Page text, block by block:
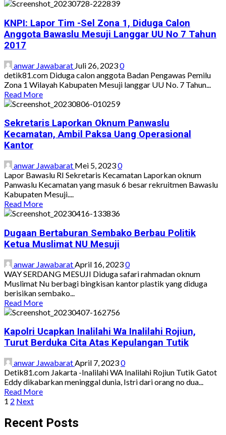
Semua
more
Ketua
DPD
FWJI
Proses
Dugaan
Korupsi
Kabupaten
Way
Kanan
KNPI: Lapor Tim -Sel Zona 1, Diduga Calon
Anggota Bawaslu Mesuji Langgar UU No 7 Tahun
2017
anwar Jawabarat Juli 26, 20230
detik81.com Diduga calon anggota Badan Pengawas Pemilu
Zona 1 Wilayah Kabupaten Mesuji langgar UU No. 7 Tahun...
Read MoreRead
more
KNPI:
Lapor
Tim
Zona
1,
Diduga
Calon
Anggota
Bawaslu
Mesuji
Langgar
UU
7
Tahun
2017
Sekretaris Laporkan Oknum Panwaslu
Kecamatan, Ambil Paksa Uang Operasional
Kantor
anwar Jawabarat Mei 5, 20230
Lapor Bawaslu RI Sekretaris Kecamatan Laporkan oknum
Panwaslu Kecamatan yang masuk 6 besar rekruitmen Bawaslu
Kabupaten Mesuji....
Read MoreRead
more
Sekretaris
Laporkan
Oknum
Panwaslu
Kecamatan,
Ambil
Paksa
Uang
Operasional
Kantor
Dugaan Bertaburan Sembako Berbau Politik
Ketua Muslimat NU Mesuji
anwar Jawabarat April 16, 20230
WAY SERDANG MESUJI Diduga safari rahmadan oknum
Muslimat Nu berbagi bingkisan kantor plastik yang diduga
berisikan sembako...
Read MoreRead
more
Dugaan
Bertaburan
Sembako
Berbau
Politik
Ketua
Muslimat
NU
Kapolri Ucapkan Inalilahi Wa Inalilahi Rojiun,
Turut Berduka Cita Atas Kepulangan Tutik
anwar JawabaratApril 7, 20230
Detik81.com Jakarta -Inalilahi WA Inalilahi Rojiun Tutik Gatot
Eddy dikabarkan meninggal dunia, Istri dari orang no dua...
Read MoreRead
Kapolri
Ucapkan
Paginasi
pos
1 2 Next
Recent Posts